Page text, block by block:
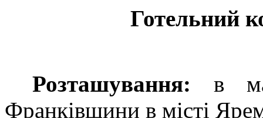
Готельний
Розташування: в
Франківщини в місті